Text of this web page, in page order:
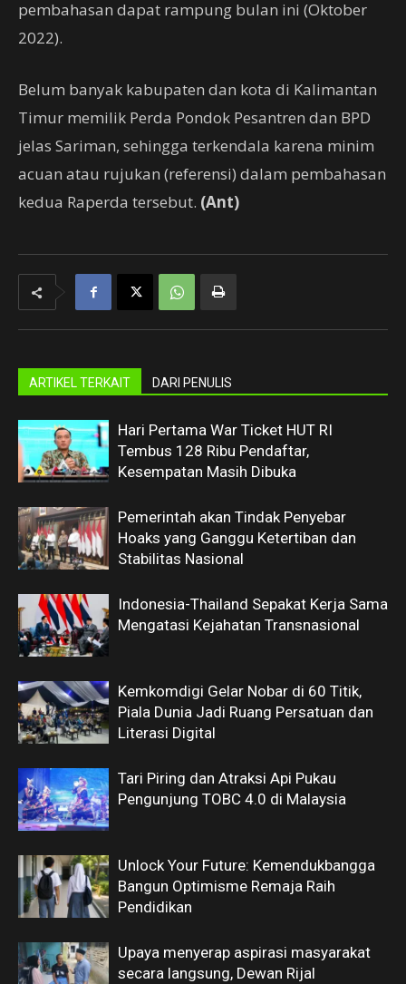
pembahasan dapat rampung bulan ini (Oktober
2022).
Belum banyak kabupaten dan kota di Kalimantan
Timur memilik Perda Pondok Pesantren dan BPD
jelas Sariman, sehingga terkendala karena minim
acuan atau rujukan (referensi) dalam pembahasan
kedua Raperda tersebut. (Ant)
ARTIKEL TERKAIT DARI PENULIS
Hari Pertama War Ticket HUT RI
Tembus 128 Ribu Pendaftar,
Kesempatan Masih Dibuka
Pemerintah akan Tindak Penyebar
Hoaks yang Ganggu Ketertiban dan
Stabilitas Nasional
Indonesia-Thailand Sepakat Kerja Sama
Mengatasi Kejahatan Transnasional
Kemkomdigi Gelar Nobar di 60 Titik,
Piala Dunia Jadi Ruang Persatuan dan
Literasi Digital
Tari Piring dan Atraksi Api Pukau
Pengunjung TOBC 4.0 di Malaysia
Unlock Your Future: Kemendukbangga
Bangun Optimisme Remaja Raih
Pendidikan
Upaya menyerap aspirasi masyarakat
secara langsung, Dewan Rijal